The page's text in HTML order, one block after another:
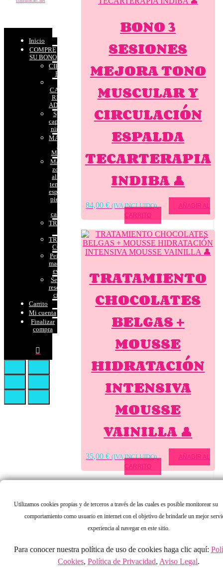
Utilizamos cookies propias y de terceros a través de las cuales es posible monitorear su
comportamiento como usuario en internet con el objetivo de brindarle un mejor
experiencia al navegar en este sitio.
Para conocer nuestra política de uso de cookies haga clic aquí:
Cookies, Política de Privacidad, Aviso Legal.
BONO 3
SESIONES
MEJORA TONO
MUSCULAR Y
CIRCULACIÓN
ESPALDA
TECARTERAPIA
INDIBA 👤
84,00€ (IVA INCLUIDO)
AÑADIR AL
CARRITO
TRATAMIENTO
CHOCOLATES
BELGAS +
MOUSSE
HIDRATACIÓN
INTENSIVA
MOUSSE
VAINILLA 👤
35,00€ (IVA INCLUIDO)
AÑADIR AL
CARRITO
Inicio
COMPRE
SU BONO
CIRCUITOS
RELAX
CAPILAR
RITUAL
ADULTOS
Spa
capilar
niños
MASAJES
DEL
MUNDO
Masaje
zonal
alivio
tensión
espalda,
piernas
cabeza
TRATAMIENTOS
FACIALES
TRATAMIENTOS
CORPORALES
Peinado y
maquillaje
eventos
Señal
reserva
cita
Carrito
Mi cuenta
Finalizar
compra